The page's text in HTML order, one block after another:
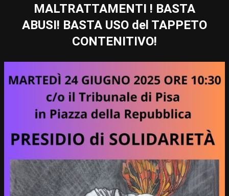
MALTRATTAMENTI ! BASTA
ABUSI! BASTA USO del TAPPETO
CONTENITIVO!